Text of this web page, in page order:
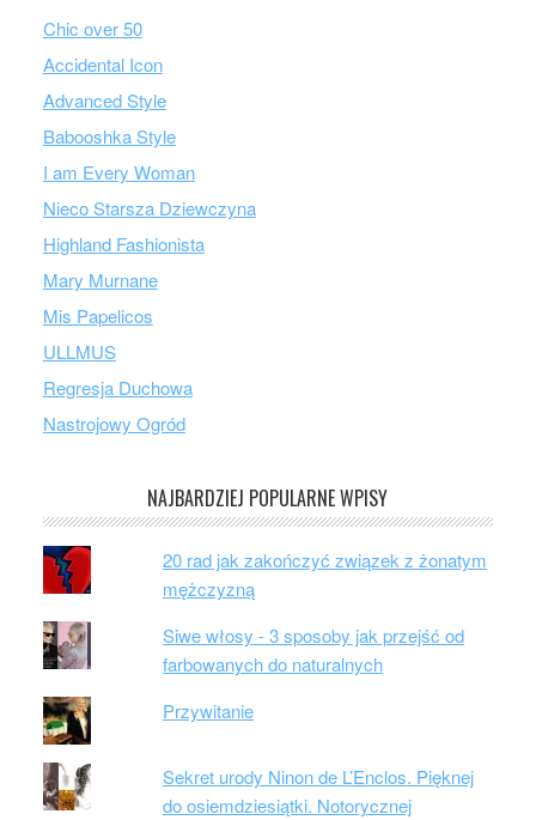
Chic over 50
Accidental Icon
Advanced Style
Babooshka Style
I am Every Woman
Nieco Starsza Dziewczyna
Highland Fashionista
Mary Murnane
Mis Papelicos
ULLMUS
Regresja Duchowa
Nastrojowy Ogród
NAJBARDZIEJ POPULARNE WPISY
20 rad jak zakończyć związek z żonatym
mężczyzną
Siwe włosy - 3 sposoby jak przejść od
farbowanych do naturalnych
Przywitanie
Sekret urody Ninon de L’Enclos. Pięknej
do osiemdziesiątki. Notorycznej